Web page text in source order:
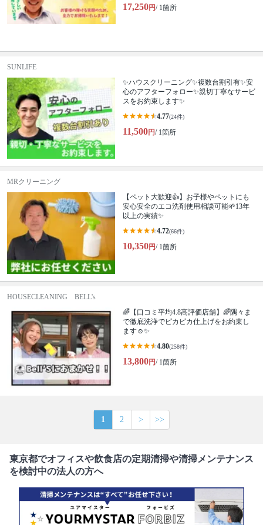
17,250円/ 1箇所
SUNLIFE
✨ハウスクリーニング✨複数台割引有✨安
心のアフターフォロー✨親切丁寧なサービ
スをお約束します✨
4.77(24件)
11,500円/ 1箇所
MRクリーニング
【ペット大歓迎👍】お子様やペットにも
安心安全のエコ洗剤使用相談可能🌱13年
以上の実績✨
4.72(66件)
10,350円/ 1箇所
HOUSECLEANING BELL's
🌈【口コミ平均4.8高評価店舗】🌈隅々ま
で徹底洗浄でピカピカ仕上げをお約束し
ます☺✨
4.80(258件)
13,800円/ 1箇所
1 2 > >>
東京都でオフィスや飲食店の定期清掃や清掃メンテナンス
を検討中の法人の方へ